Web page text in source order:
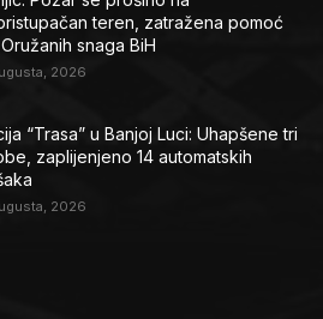
teren, zatražena pomoć
snaga BiH
2026
“Trasa” u Banjoj Luci: Uhapšene tri
zaplijenjeno 14 automatskih
2026